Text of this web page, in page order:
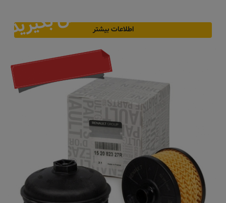
اطلاعات بیشترتماس بگیرید